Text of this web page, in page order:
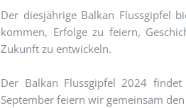
Der diesjährige Balkan Flussgipfel
kommen, Erfolge zu feiern,
Zukunft zu entwickeln.
Der Balkan Flussgipfel 2024
September feiern wir gemeinsam